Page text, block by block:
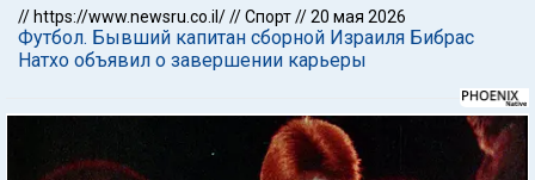
// https://www.newsru.co.il///Спорт//20 мая 2026
Футбол. Бывший капитан сборной Израиля Бибрас
Натхо объявил о завершении карьеры